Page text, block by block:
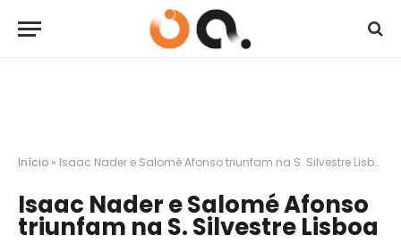
Início » Isaac Nader e Salomé Afonso triunfam na S. Silvestre Lisboa
Isaac Nader e Salomé Afonso
triunfam na S. Silvestre Lisboa